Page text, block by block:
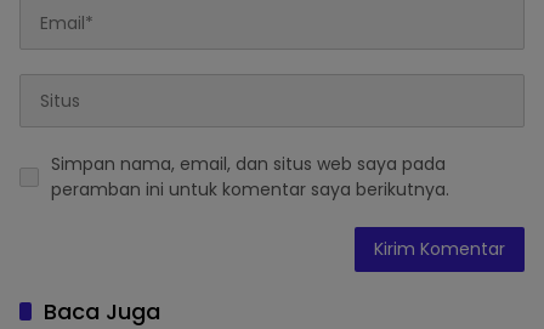
Simpan nama, email, dan situs web saya pada
peramban ini untuk komentar saya berikutnya.
Baca Juga